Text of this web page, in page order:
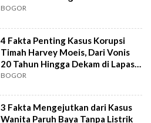
dan KMP
BOGOR
4 Fakta Penting Kasus Korupsi
Timah Harvey Moeis, Dari Vonis
20 Tahun Hingga Dekam di Lapas
Cibinong
BOGOR
3 Fakta Mengejutkan dari Kasus
Wanita Paruh Baya Tanpa Listrik